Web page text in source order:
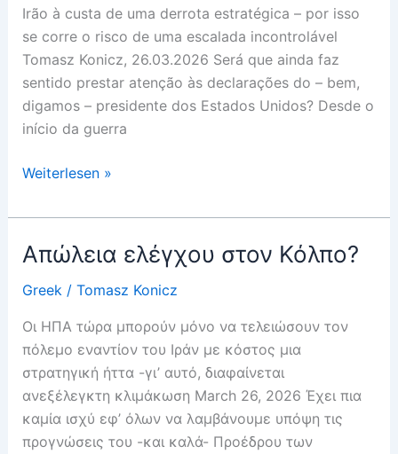
Irão à custa de uma derrota estratégica – por isso
se corre o risco de uma escalada incontrolável
Tomasz Konicz, 26.03.2026 Será que ainda faz
sentido prestar atenção às declarações do – bem,
digamos – presidente dos Estados Unidos? Desde o
início da guerra
Perda
controlo
Golfo?
Weiterlesen »
Απώλεια ελέγχου στον Κόλπο?
Greek / Tomasz Konicz
Οι ΗΠΑ τώρα μπορούν μόνο να τελειώσουν τον
πόλεμο εναντίον του Ιράν με κόστος μια
στρατηγική ήττα -γι’ αυτό, διαφαίνεται
ανεξέλεγκτη κλιμάκωση March 26, 2026 Έχει πια
καμία ισχύ εφ’ όλων να λαμβάνουμε υπόψη τις
προγνώσεις του -και καλά- Προέδρου των